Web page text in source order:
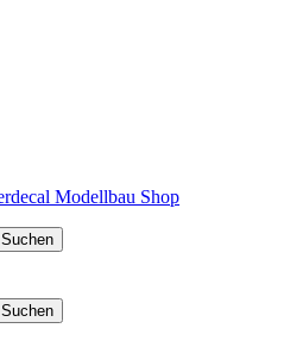
Suchen
Suchen